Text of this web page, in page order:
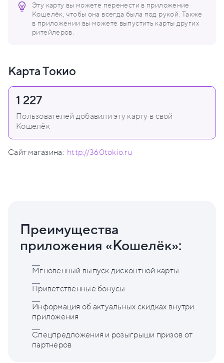
Эту карту вы можете перенести в приложение
Кошелёк, чтобы она всегда была под рукой. Также
в приложении вы можете выпустить карты других
ритейлеров.
Карта Токио
1 227
Пользователей добавили эту карту в свой
Кошелёк
Сайт магазина: http://360tokio.ru
Преимущества
приложения «Кошелёк»:
Мгновенный выпуск дисконтной карты
Приветственные бонусы
Информация об актуальных скидках внутри
приложения
Спецпредложения и розыгрыши призов от
партнеров